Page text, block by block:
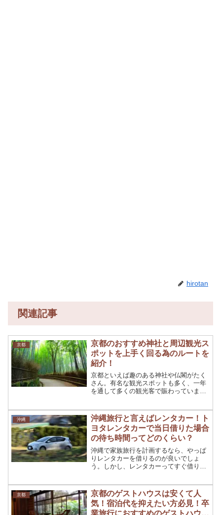
hirotan
関連記事
京都
京都のおすすめ神社と周辺観光ス
ポットを上手く回る為のルートを
紹介！
京都といえば趣のある神社や仏閣がたく
さん。有名な観光スポットも多く、一年
を通して多くの観光客で賑わっていま
も多いのではねいでしょうか？そこでお
すすめの神社や周辺の観光ス...
沖縄
沖縄旅行と言えばレンタカー！ト
ヨタレンタカーで当日借りた場合
の待ち時間ってどのくらい？
沖縄で家族旅行を計画するなら、やっぱ
りレンタカーを借りるのが良いでしょ
う。しかし、レンタカーってすぐ借りる
よね。そこで今回は、沖縄でレンタカー
を借りることについて色々紹...
京都
京都のゲストハウスは安くて人
気！宿泊代を抑えたい方必見！卒
業旅行におすすめのゲストハウス